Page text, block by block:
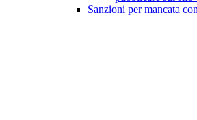
Sanzioni per mancata